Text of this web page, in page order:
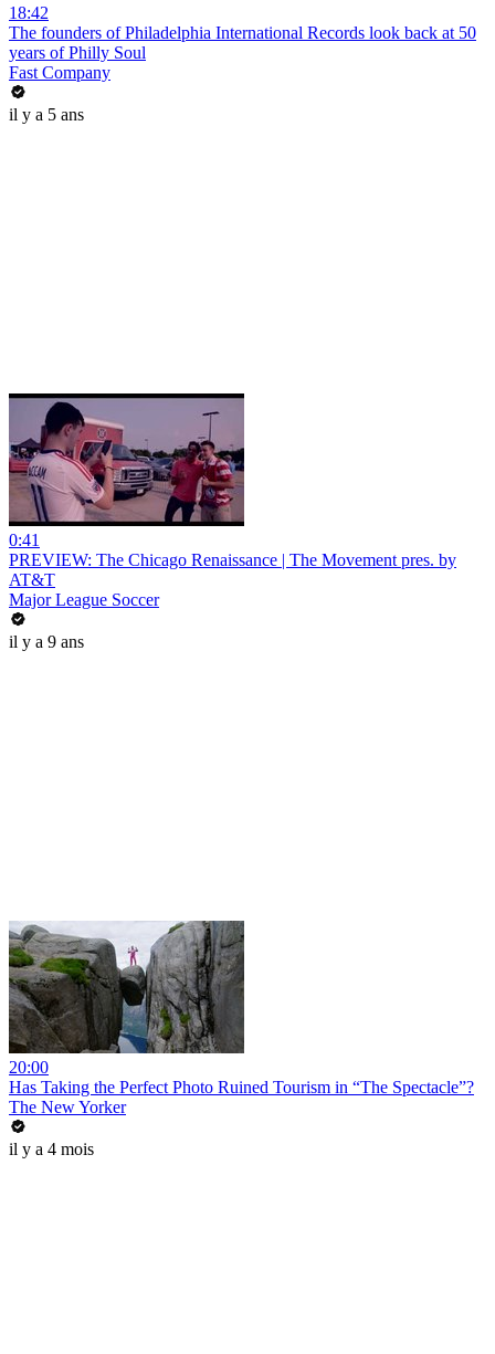
18:42
The founders of Philadelphia International Records look back at 50
years of Philly Soul
Fast Company
il y a 5 ans
0:41
PREVIEW: The Chicago Renaissance | The Movement pres. by
AT&T
Major League Soccer
il y a 9 ans
20:00
Has Taking the Perfect Photo Ruined Tourism in “The Spectacle”?
The New Yorker
il y a 4 mois